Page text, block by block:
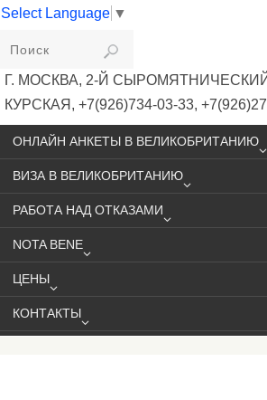
Select Language ▼
VIKIVISA
Г. МОСКВА, 2-Й СЫРОМЯТНИЧЕСКИЙ
КУРСКАЯ, +7(926)734-03-33,
VISA@VIKIVISA.RU
ОНЛАЙН АНКЕТЫ В ВЕЛИКОБРИТАНИЮ
ВИЗА В ВЕЛИКОБРИТАНИЮ
РАБОТА НАД ОТКАЗАМИ
NOTA BENE
ЦЕНЫ
КОНТАКТЫ